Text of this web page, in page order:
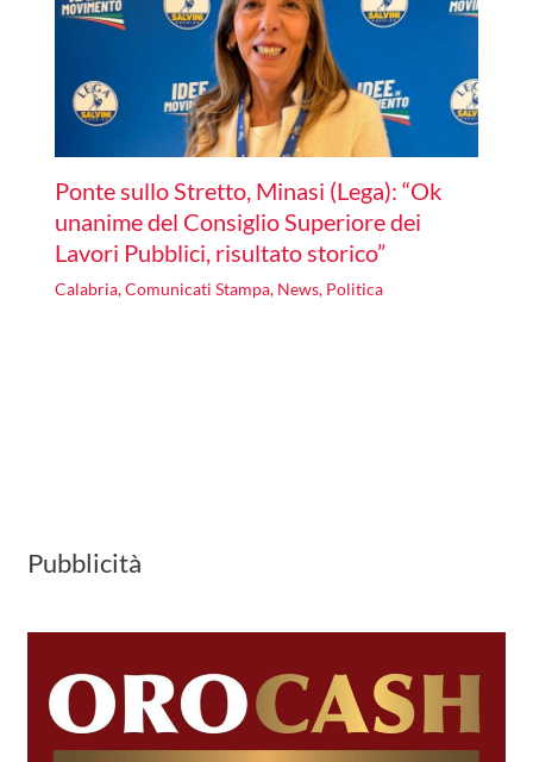
Ponte sullo Stretto, Minasi (Lega): “Ok
unanime del Consiglio Superiore dei
Lavori Pubblici, risultato storico”
Calabria,Comunicati Stampa, News, Politica
Pubblicità